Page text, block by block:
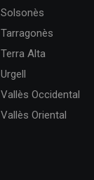
Solsonès
Tarragonès
Terra Alta
Urgell
Vallès Occidental
Vallès Oriental